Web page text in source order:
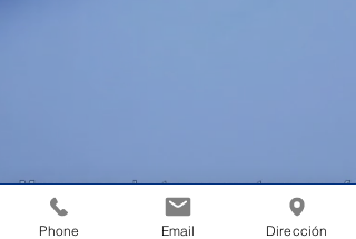
Phone Email Dirección